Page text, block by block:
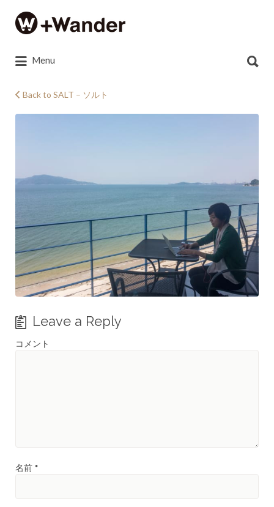
Search
for:
Menu
for:
Back to SALT – ソルト
Leave a Reply
コメント
名前 *